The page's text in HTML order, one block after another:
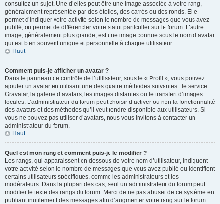
consultez un sujet. Une d’elles peut être une image associée à votre rang,
généralement représentée par des étoiles, des carrés ou des ronds. Elle
permet d’indiquer votre activité selon le nombre de messages que vous avez
publié, ou permet de différencier votre statut particulier sur le forum. L’autre
image, généralement plus grande, est une image connue sous le nom d’avatar
qui est bien souvent unique et personnelle à chaque utilisateur.
Haut
Comment puis-je afficher un avatar ?
Dans le panneau de contrôle de l’utilisateur, sous le « Profil », vous pouvez
ajouter un avatar en utilisant une des quatre méthodes suivantes : le service
Gravatar, la galerie d’avatars, les images distantes ou le transfert d’images
locales. L’administrateur du forum peut choisir d’activer ou non la fonctionnalité
des avatars et des méthodes qu’il veut rendre disponible aux utilisateurs. Si
vous ne pouvez pas utiliser d’avatars, nous vous invitons à contacter un
administrateur du forum.
Haut
Quel est mon rang et comment puis-je le modifier ?
Les rangs, qui apparaissent en dessous de votre nom d’utilisateur, indiquent
votre activité selon le nombre de messages que vous avez publié ou identifient
certains utilisateurs spécifiques, comme les administrateurs et les
modérateurs. Dans la plupart des cas, seul un administrateur du forum peut
modifier le texte des rangs du forum. Merci de ne pas abuser de ce système en
publiant inutilement des messages afin d’augmenter votre rang sur le forum.